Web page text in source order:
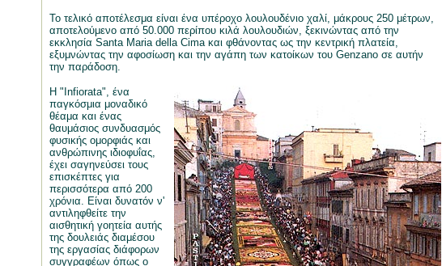
Το τελικό αποτέλεσμα είναι ένα υπέροχο λουλουδένιο χαλί, μάκρους 250 μέτρων,
αποτελούμενο από 50.000 περίπου κιλά λουλουδιών, ξεκινώντας από την
εκκλησία Santa Maria della Cima και φθάνοντας ως την κεντρική πλατεία,
εξυμνώντας την αφοσίωση και την αγάπη των κατοίκων του Genzano σε αυτήν
την παράδοση.
Η "Infiorata", ένα
παγκόσμια μοναδικό
θέαμα και ένας
θαυμάσιος συνδυασμός
φυσικής ομορφιάς και
ανθρώπινης ιδιοφυΐας,
έχει σαγηνεύσει τους
επισκέπτες για
περισσότερα από 200
χρόνια. Είναι δυνατόν ν'
αντιληφθείτε την
αισθητική γοητεία αυτής
της δουλειάς διαμέσου
της εργασίας διάφορων
συγγραφέων όπως ο